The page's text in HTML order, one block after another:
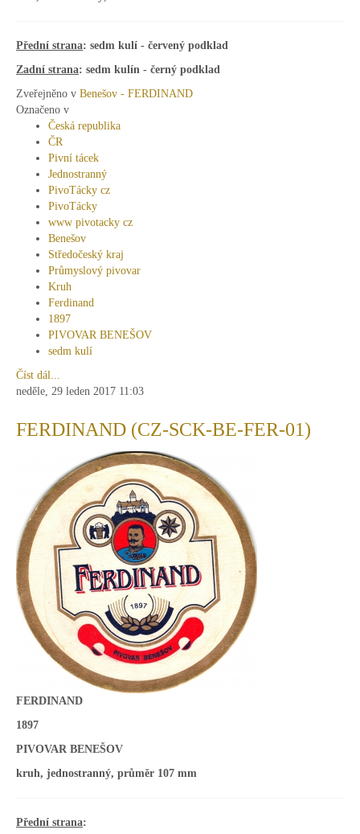
Přední strana: sedm kulí - červený podklad
Zadní strana: sedm kulín - černý podklad
Zveřejněno v Benešov - FERDINAND
Označeno v
Česká republika
ČR
Pivní tácek
Jednostranný
PivoTácky cz
PivoTácky
www pivotacky cz
Benešov
Středočeský kraj
Průmyslový pivovar
Kruh
Ferdinand
1897
PIVOVAR BENEŠOV
sedm kulí
Číst dál...
neděle, 29 leden 2017 11:03
FERDINAND (CZ-SCK-BE-FER-01)
FERDINAND
1897
PIVOVAR BENEŠOV
kruh, jednostranný, průměr 107 mm
Přední strana: